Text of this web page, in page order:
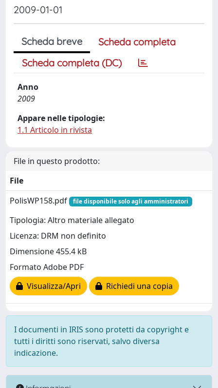
2009-01-01
Scheda breve
Scheda completa
Scheda completa (DC)
Anno
2009
Appare nelle tipologie:
1.1 Articolo in rivista
File in questo prodotto:
File
PolisWP158.pdf
file disponibile solo agli amministratori
Tipologia: Altro materiale allegato
Licenza: DRM non definito
Dimensione 455.4 kB
Formato Adobe PDF
Visualizza/Apri
Richiedi una copia
I documenti in IRIS sono protetti da copyright e
tutti i diritti sono riservati, salvo diversa
indicazione.